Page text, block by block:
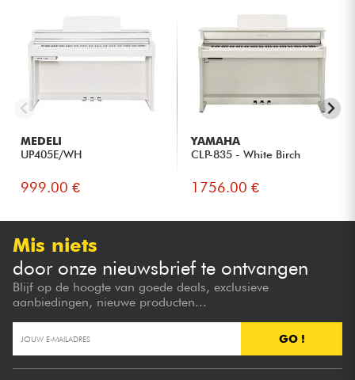
MEDELI
UP405E/WH
999.00 €
YAMAHA
CLP-835 - White Birch
1756.00 €
Mis niets
door onze nieuwsbrief te ontvangen
Blijf op de hoogte van goede deals, exclusieve
aanbiedingen, nieuwe producten...
GO !